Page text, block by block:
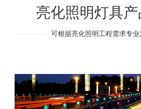
亮化照明灯具
可根据亮化照明工程需求专